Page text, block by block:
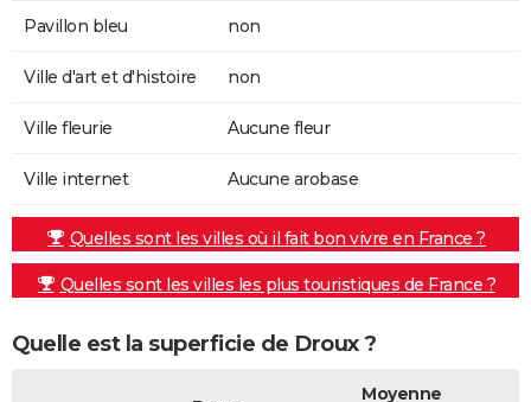
Pavillon bleu non
Ville d'art et d'histoire non
Ville fleurie Aucune fleur
Ville internet Aucune arobase
Quelles sont les villes où il fait bon vivre en France ?
Quelles sont les villes les plus touristiques de France ?
Quelle est la superficie de Droux ?
Moyenne